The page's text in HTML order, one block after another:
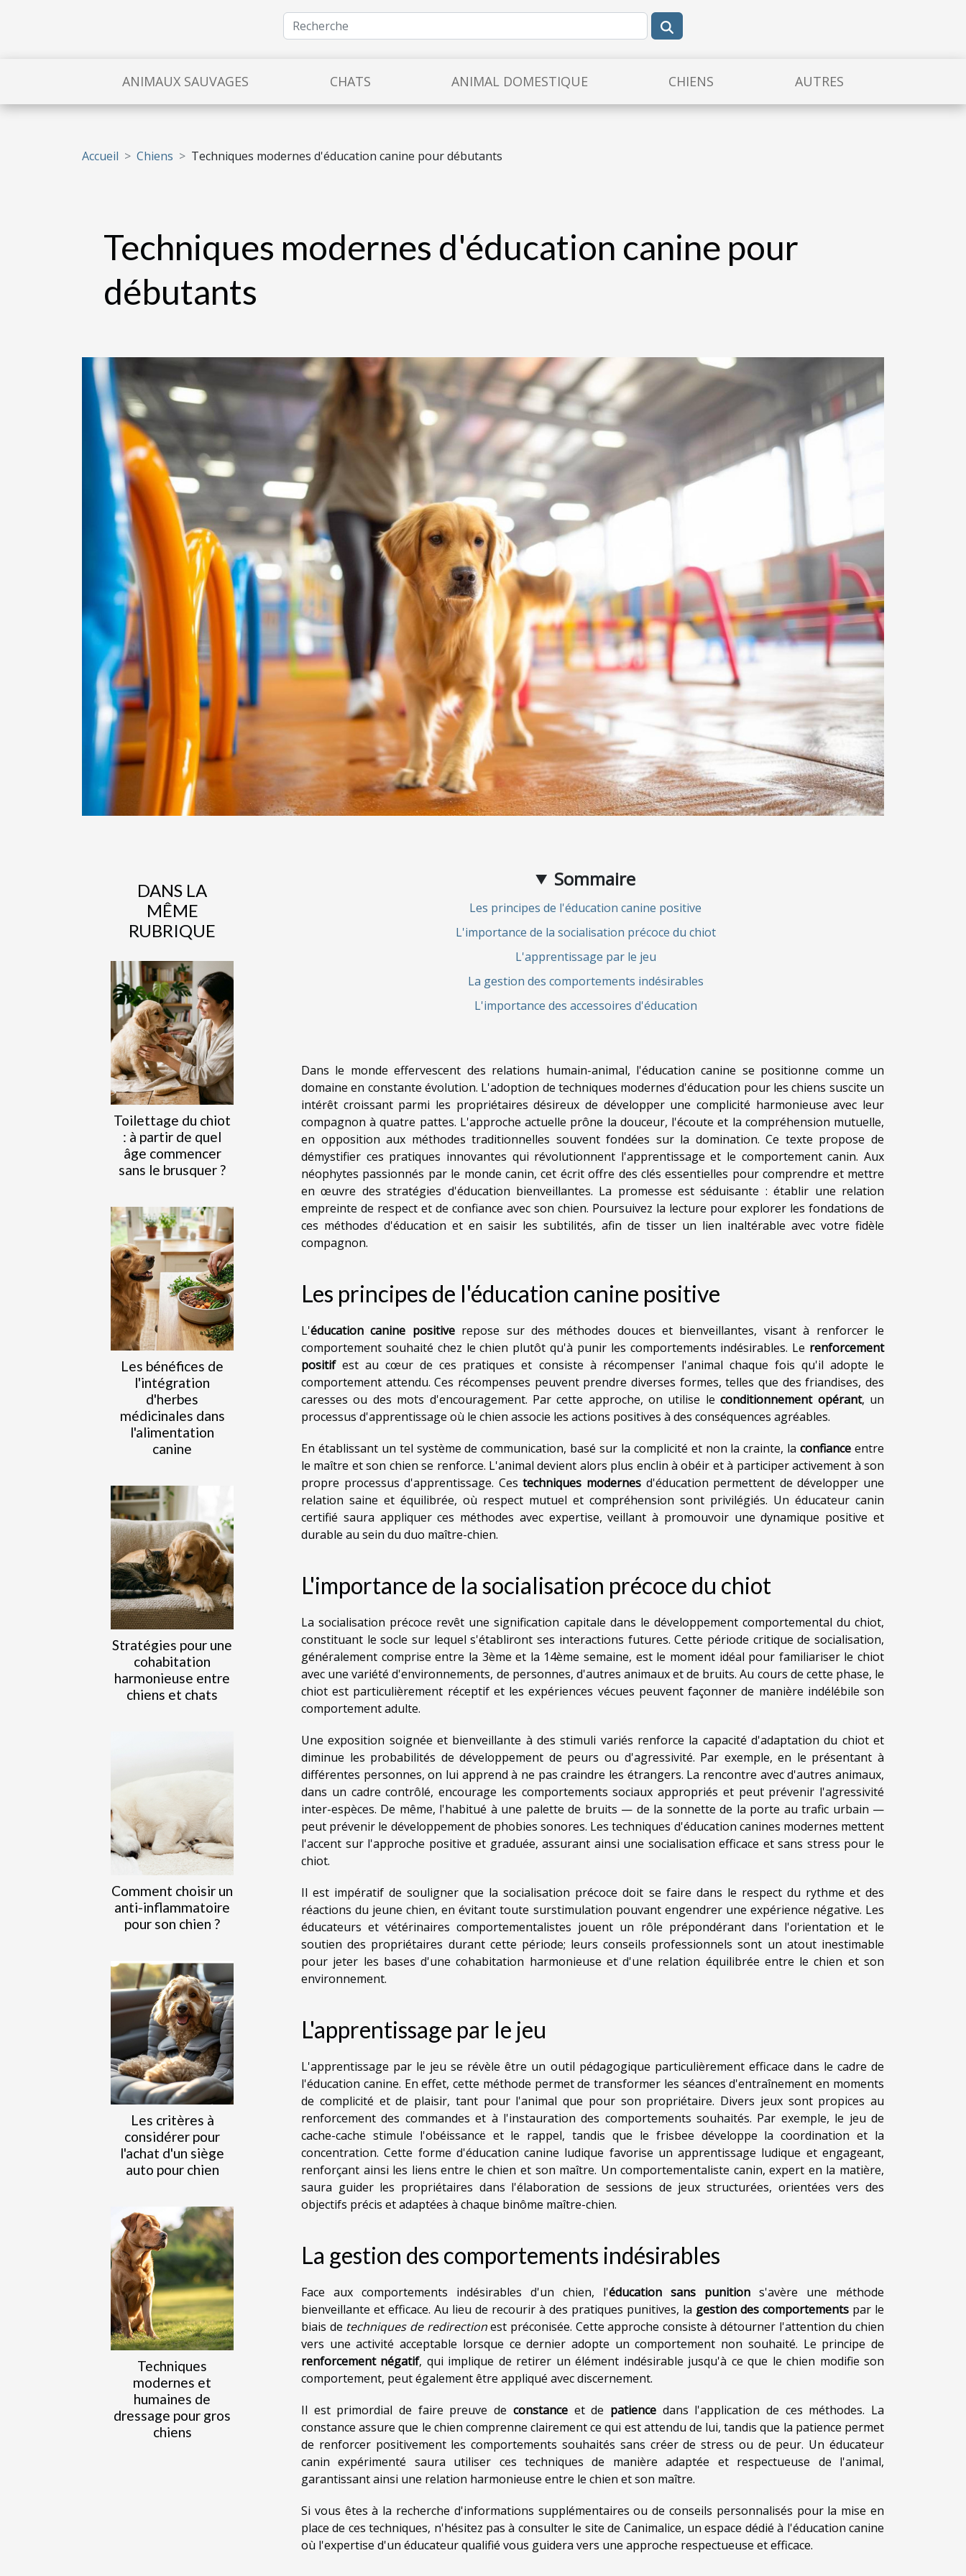
ANIMAUX SAUVAGES CHATS ANIMAL DOMESTIQUE CHIENS AUTRES
Accueil Chiens Techniques modernes d'éducation canine pour débutants
Techniques modernes d'éducation canine pour
débutants
DANS LA
MÊME
RUBRIQUE
Toilettage du chiot
: à partir de quel
âge commencer
sans le brusquer ?
Les bénéfices de
l'intégration
d'herbes
médicinales dans
l'alimentation
canine
Stratégies pour une
cohabitation
harmonieuse entre
chiens et chats
Comment choisir un
anti-inflammatoire
pour son chien ?
Les critères à
considérer pour
l'achat d'un siège
auto pour chien
Techniques
modernes et
humaines de
dressage pour gros
chiens
Sommaire
Les principes de l'éducation canine positive
L'importance de la socialisation précoce du chiot
L'apprentissage par le jeu
La gestion des comportements indésirables
L'importance des accessoires d'éducation
Dans le monde effervescent des relations humain-animal, l'éducation canine se positionne comme un
domaine en constante évolution. L'adoption de techniques modernes d'éducation pour les chiens suscite un
intérêt croissant parmi les propriétaires désireux de développer une complicité harmonieuse avec leur
compagnon à quatre pattes. L'approche actuelle prône la douceur, l'écoute et la compréhension mutuelle,
en opposition aux méthodes traditionnelles souvent fondées sur la domination. Ce texte propose de
démystifier ces pratiques innovantes qui révolutionnent l'apprentissage et le comportement canin. Aux
néophytes passionnés par le monde canin, cet écrit offre des clés essentielles pour comprendre et mettre
en œuvre des stratégies d'éducation bienveillantes. La promesse est séduisante : établir une relation
empreinte de respect et de confiance avec son chien. Poursuivez la lecture pour explorer les fondations de
ces méthodes d'éducation et en saisir les subtilités, afin de tisser un lien inaltérable avec votre fidèle
compagnon.
Les principes de l'éducation canine positive
L'éducation canine positiverepose sur des méthodes douces et bienveillantes, visant à renforcer le
comportement souhaité chez le chien plutôt qu'à punir les comportements indésirables. Le renforcement
positifest au cœur de ces pratiques et consiste à récompenser l'animal chaque fois qu'il adopte le
comportement attendu. Ces récompenses peuvent prendre diverses formes, telles que des friandises, des
caresses ou des mots d'encouragement. Par cette approche, on utilise leconditionnement opérant, un
processus d'apprentissage où le chien associe les actions positives à des conséquences agréables.
En établissant un tel système de communication, basé sur la complicité et non la crainte, laconfiance entre
le maître et son chien se renforce. L'animal devient alors plus enclin à obéir et à participer activement à son
propre processus d'apprentissage. Cestechniques modernes d'éducation permettent de développer une
relation saine et équilibrée, où respect mutuel et compréhension sont privilégiés. Un éducateur canin
certifié saura appliquer ces méthodes avec expertise, veillant à promouvoir une dynamique positive et
durable au sein du duo maître-chien.
L'importance de la socialisation précoce du chiot
La socialisation précoce revêt une signification capitale dans le développement comportemental du chiot,
constituant le socle sur lequel s'établiront ses interactions futures. Cette période critique de socialisation,
généralement comprise entre la 3ème et la 14ème semaine, est le moment idéal pour familiariser le chiot
avec une variété d'environnements, de personnes, d'autres animaux et de bruits. Au cours de cette phase, le
chiot est particulièrement réceptif et les expériences vécues peuvent façonner de manière indélébile son
comportement adulte.
Une exposition soignée et bienveillante à des stimuli variés renforce la capacité d'adaptation du chiot et
diminue les probabilités de développement de peurs ou d'agressivité. Par exemple, en le présentant à
différentes personnes, on lui apprend à ne pas craindre les étrangers. La rencontre avec d'autres animaux,
dans un cadre contrôlé, encourage les comportements sociaux appropriés et peut prévenir l'agressivité
inter-espèces. De même, l'habitué à une palette de bruits — de la sonnette de la porte au trafic urbain —
peut prévenir le développement de phobies sonores. Les techniques d'éducation canines modernes mettent
l'accent sur l'approche positive et graduée, assurant ainsi une socialisation efficace et sans stress pour le
chiot.
Il est impératif de souligner que la socialisation précoce doit se faire dans le respect du rythme et des
réactions du jeune chien, en évitant toute surstimulation pouvant engendrer une expérience négative. Les
éducateurs et vétérinaires comportementalistes jouent un rôle prépondérant dans l'orientation et le
soutien des propriétaires durant cette période; leurs conseils professionnels sont un atout inestimable
pour jeter les bases d'une cohabitation harmonieuse et d'une relation équilibrée entre le chien et son
environnement.
L'apprentissage par le jeu
L'apprentissage par le jeu se révèle être un outil pédagogique particulièrement efficace dans le cadre de
l'éducation canine. En effet, cette méthode permet de transformer les séances d'entraînement en moments
de complicité et de plaisir, tant pour l'animal que pour son propriétaire. Divers jeux sont propices au
renforcement des commandes et à l'instauration des comportements souhaités. Par exemple, le jeu de
cache-cache stimule l'obéissance et le rappel, tandis que le frisbee développe la coordination et la
concentration. Cette forme d'éducation canine ludique favorise un apprentissage ludique et engageant,
renforçant ainsi les liens entre le chien et son maître. Un comportementaliste canin, expert en la matière,
saura guider les propriétaires dans l'élaboration de sessions de jeux structurées, orientées vers des
objectifs précis et adaptées à chaque binôme maître-chien.
La gestion des comportements indésirables
Face aux comportements indésirables d'un chien, l'éducation sans punition s'avère une méthode
bienveillante et efficace. Au lieu de recourir à des pratiques punitives, la gestion des comportements par le
biais de techniques de redirectionest préconisée. Cette approche consiste à détourner l'attention du chien
vers une activité acceptable lorsque ce dernier adopte un comportement non souhaité. Le principe de
renforcement négatif, qui implique de retirer un élément indésirable jusqu'à ce que le chien modifie son
comportement, peut également être appliqué avec discernement.
Il est primordial de faire preuve de constanceet de patiencedans l'application de ces méthodes. La
constance assure que le chien comprenne clairement ce qui est attendu de lui, tandis que la patience permet
de renforcer positivement les comportements souhaités sans créer de stress ou de peur. Un éducateur
canin expérimenté saura utiliser ces techniques de manière adaptée et respectueuse de l'animal,
garantissant ainsi une relation harmonieuse entre le chien et son maître.
Si vous êtes à la recherche d'informations supplémentaires ou de conseils personnalisés pour la mise en
place de ces techniques, n'hésitez pas à consulter le site de Canimalice, un espace dédié à l'éducation canine
où l'expertise d'un éducateur qualifié vous guidera vers une approche respectueuse et efficace.